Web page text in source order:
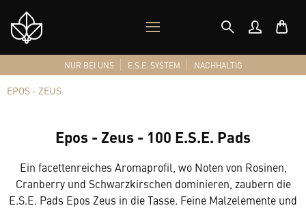
Shop
Logo
MOBILES
MENÜ
NUR BEI UNS E.S.E. SYSTEM NACHHALTIG
EPOS - ZEUS
Epos - Zeus - 100 E.S.E. Pads
Ein facettenreiches Aromaprofil, wo Noten von Rosinen,
Cranberry und Schwarzkirschen dominieren, zaubern die
E.S.E. Pads Epos Zeus in die Tasse. Feine Malzelemente und